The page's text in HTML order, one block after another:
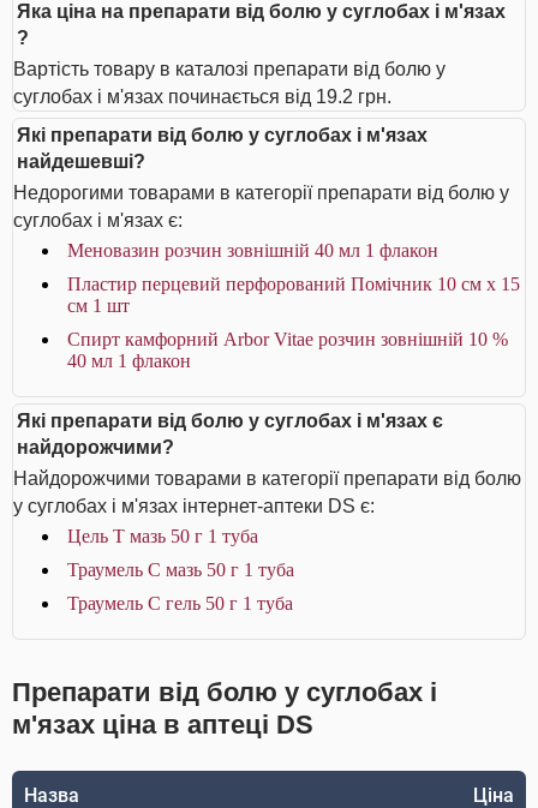
Яка ціна на препарати від болю у суглобах і м'язах
?
Вартість товару в каталозі препарати від болю у
суглобах і м'язах починається від 19.2 грн.
Які препарати від болю у суглобах і м'язах
найдешевші?
Недорогими товарами в категорії препарати від болю у
суглобах і м'язах є:
Меновазин розчин зовнішній 40 мл 1 флакон
Пластир перцевий перфорований Помічник 10 см х 15
см 1 шт
Спирт камфорний Arbor Vitae розчин зовнішній 10 %
40 мл 1 флакон
Які препарати від болю у суглобах і м'язах є
найдорожчими?
Найдорожчими товарами в категорії препарати від болю
у суглобах і м'язах інтернет-аптеки DS є:
Цель Т мазь 50 г 1 туба
Траумель С мазь 50 г 1 туба
Траумель С гель 50 г 1 туба
Препарати від болю у суглобах і
м'язах ціна в аптеці DS
Назва Ціна